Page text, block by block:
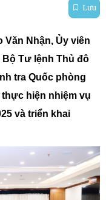
Lưu
Văn Nhận, Ủy viên
Tư lệnh Thủ đô
tra Quốc phòng
hiện nhiệm vụ
và triển khai